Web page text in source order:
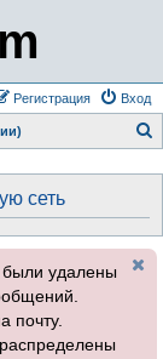
Вход
Регистрация
сеть
были удалены
почту.